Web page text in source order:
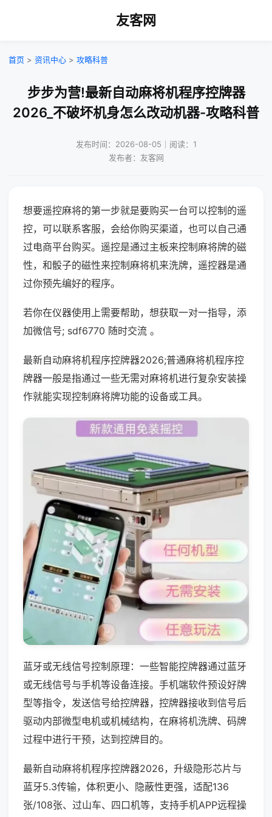
友客网
首页 > 资讯中心 > 攻略科普
步步为营!最新自动麻将机程序控牌器
2026_不破坏机身怎么改动机器-攻略科普
发布时间：2026-08-05｜阅读：1
发布者：友客网
想要遥控麻将的第一步就是要购买一台可以控制的遥
控，可以联系客服，会给你购买渠道，也可以自己通
过电商平台购买。遥控是通过主板来控制麻将牌的磁
性，和骰子的磁性来控制麻将机来洗牌，遥控器是通
过你预先编好的程序。
若你在仪器使用上需要帮助，想获取一对一指导，添
加微信号; sdf6770 随时交流 。
最新自动麻将机程序控牌器2026;普通麻将机程序控
牌器一般是指通过一些无需对麻将机进行复杂安装操
作就能实现控制麻将牌功能的设备或工具。
蓝牙或无线信号控制原理：一些智能控牌器通过蓝牙
或无线信号与手机等设备连接。手机端软件预设好牌
型等指令，发送信号给控牌器，控牌器接收到信号后
驱动内部微型电机或机械结构，在麻将机洗牌、码牌
过程中进行干预，达到控牌目的。
最新自动麻将机程序控牌器2026，升级隐形芯片与
蓝牙5.3传输，体积更小、隐蔽性更强，适配136
张/108张、过山车、四口机等，支持手机APP远程操